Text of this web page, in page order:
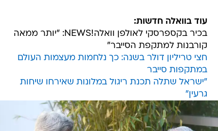
עוד בוואלה חדשות:
בכיר בקספרסקי לאולפן וואלה!NEWS: "יותר ממאה
קורבנות למתקפת הסייבר"
חצי טריליון דולר בשנה: כך נלחמות מעצמות העולם
במתקפות סייבר
"ישראל שתלה תכנת ריגול במלונות שאירחו שיחות
גרעין"